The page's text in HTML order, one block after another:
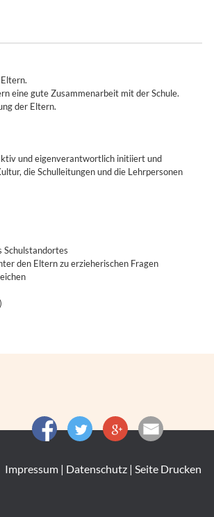
eine gute Zusammenarbeit mit der Schule.
der Eltern.
und eigenverantwortlich initiiert und
die Schulleitungen und die Lehrpersonen
Schulstandortes
den Eltern zu erzieherischen Fragen
Impressum| Datenschutz| Seite Drucken